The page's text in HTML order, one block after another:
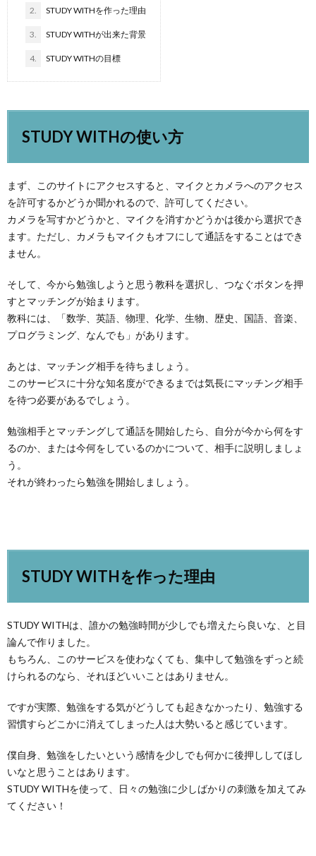
2. STUDY WITHを作った理由
3. STUDY WITHが出来た背景
4. STUDY WITHの目標
STUDY WITHの使い方
まず、このサイトにアクセスすると、マイクとカメラへのアクセス
を許可するかどうか聞かれるので、許可してください。
カメラを写すかどうかと、マイクを消すかどうかは後から選択でき
ます。ただし、カメラもマイクもオフにして通話をすることはでき
ません。
そして、今から勉強しようと思う教科を選択し、つなぐボタンを押
すとマッチングが始まります。
教科には、「数学、英語、物理、化学、生物、歴史、国語、音楽、
プログラミング、なんでも」があります。
あとは、マッチング相手を待ちましょう。
このサービスに十分な知名度ができるまでは気長にマッチング相手
を待つ必要があるでしょう。
勉強相手とマッチングして通話を開始したら、自分が今から何をす
るのか、または今何をしているのかについて、相手に説明しましょ
う。
それが終わったら勉強を開始しましょう。
STUDY WITHを作った理由
STUDY WITHは、誰かの勉強時間が少しでも増えたら良いな、と目
論んで作りました。
もちろん、このサービスを使わなくても、集中して勉強をずっと続
けられるのなら、それほどいいことはありません。
ですが実際、勉強をする気がどうしても起きなかったり、勉強する
習慣すらどこかに消えてしまった人は大勢いると感じています。
僕自身、勉強をしたいという感情を少しでも何かに後押ししてほし
いなと思うことはあります。
STUDY WITHを使って、日々の勉強に少しばかりの刺激を加えてみ
てください！